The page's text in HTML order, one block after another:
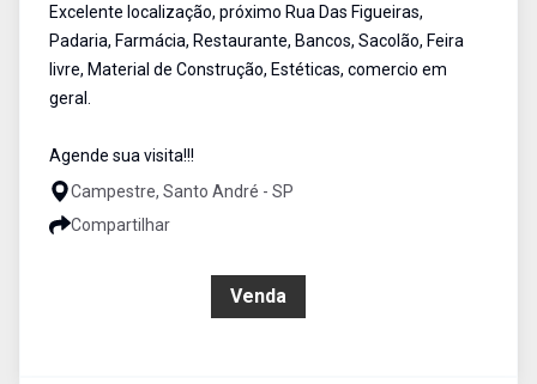
Excelente localização, próximo Rua Das Figueiras,
Padaria, Farmácia, Restaurante, Bancos, Sacolão, Feira
livre, Material de Construção, Estéticas, comercio em
geral.
Agende sua visita!!!
Campestre, Santo André - SP
Compartilhar
Venda